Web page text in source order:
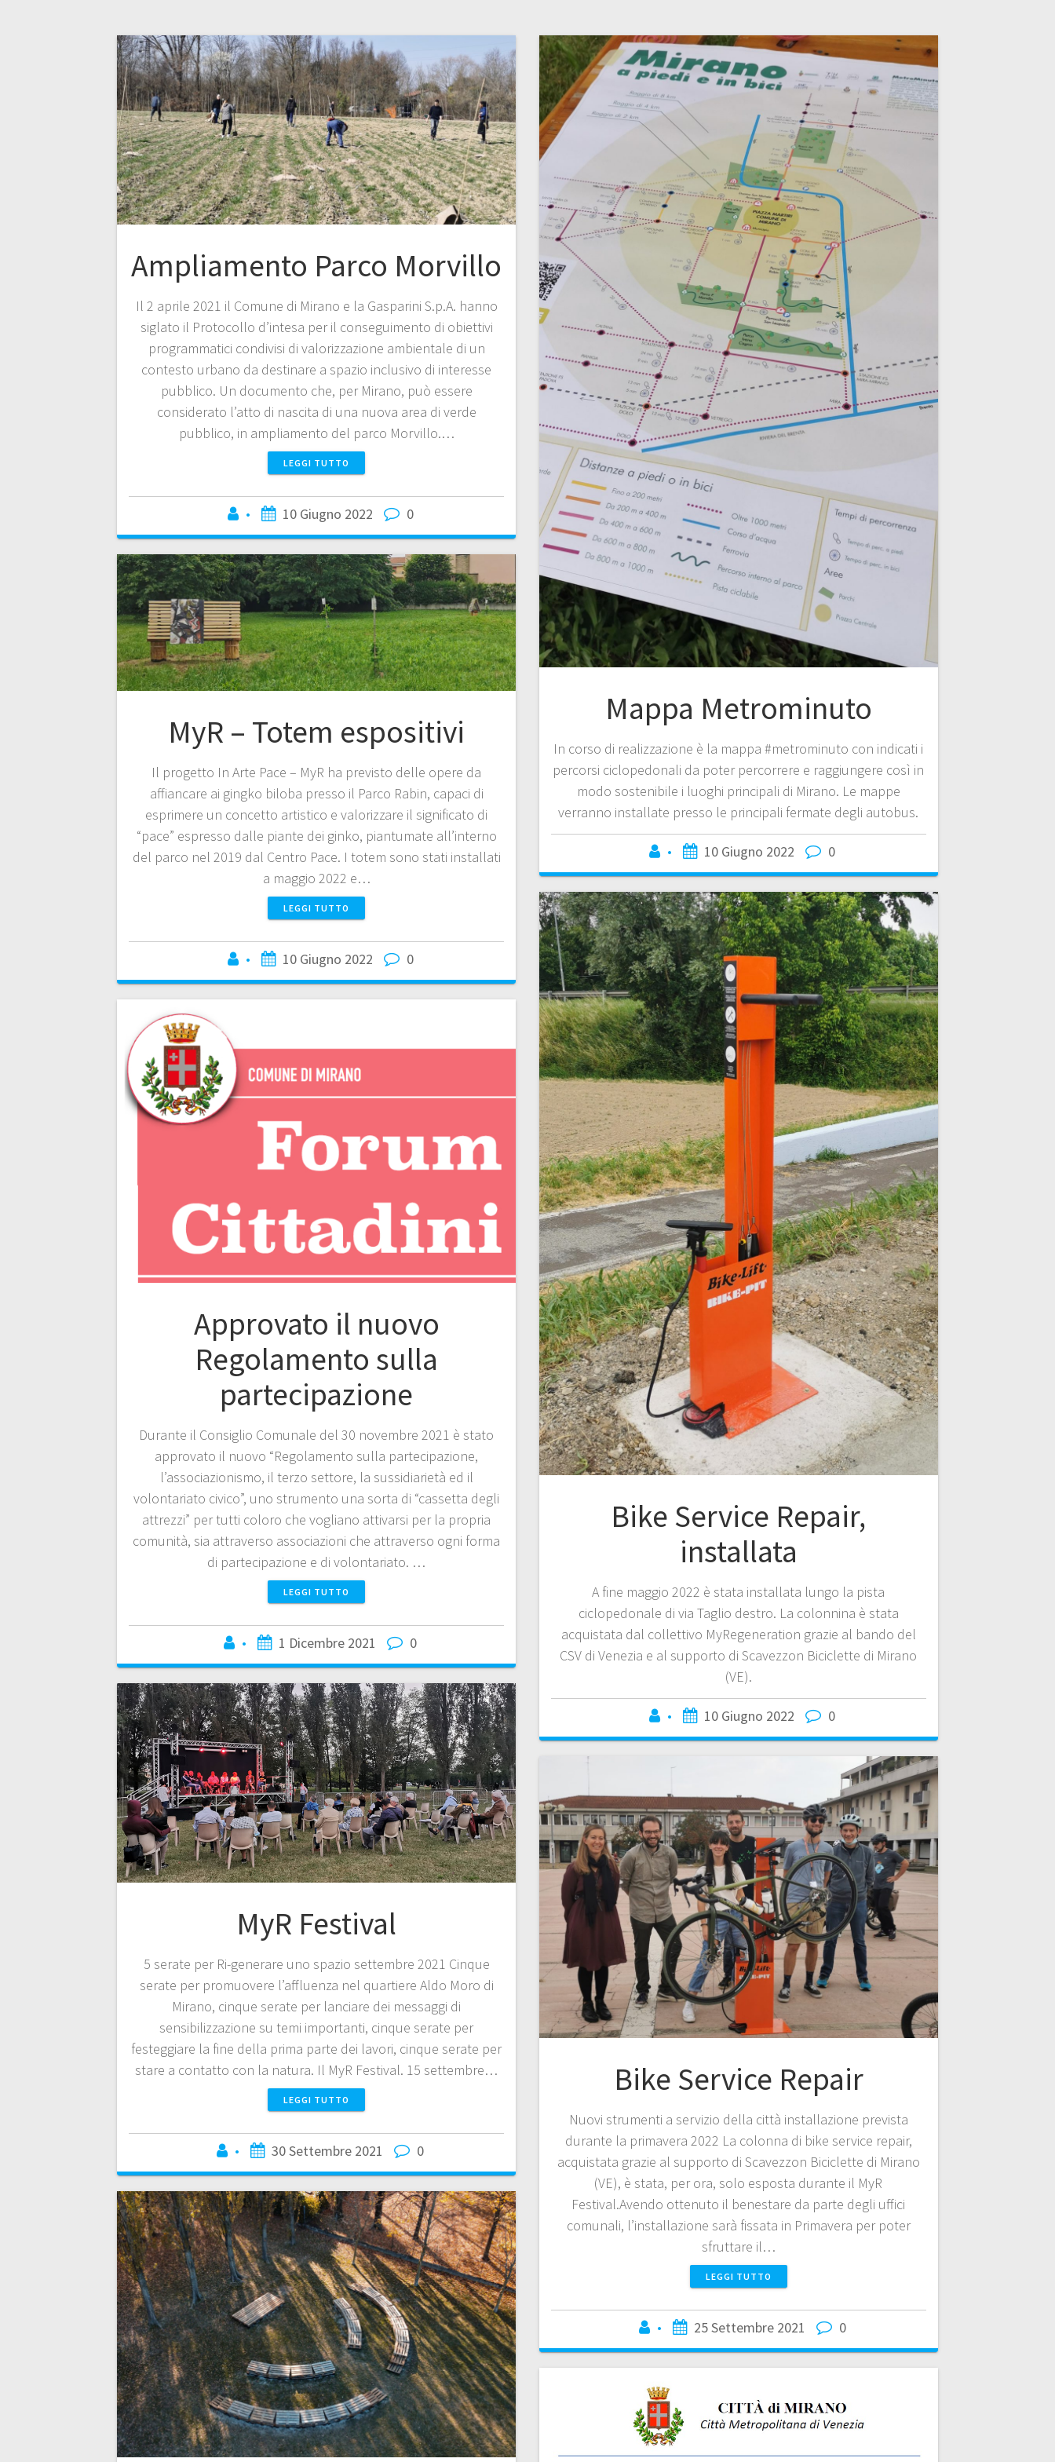
Ampliamento Parco Morvillo
Il 2 aprile 2021 il Comune di Mirano e la Gasparini S.p.A. hanno
siglato il Protocollo d’intesa per il conseguimento di obiettivi
programmatici condivisi di valorizzazione ambientale di un
contesto urbano da destinare a spazio inclusivo di interesse
pubblico. Un documento che, per Mirano, può essere
considerato l’atto di nascita di una nuova area di verde
pubblico, in ampliamento del parco Morvillo.…
LEGGI TUTTO
• 10 Giugno 2022 0
Mappa Metrominuto
In corso di realizzazione è la mappa #metrominuto con indicati i
percorsi ciclopedonali da poter percorrere e raggiungere così in
modo sostenibile i luoghi principali di Mirano. Le mappe
verranno installate presso le principali fermate degli autobus.
• 10 Giugno 2022 0
MyR – Totem espositivi
Il progetto In Arte Pace – MyR ha previsto delle opere da
affiancare ai gingko biloba presso il Parco Rabin, capaci di
esprimere un concetto artistico e valorizzare il significato di
“pace” espresso dalle piante dei ginko, piantumate all’interno
del parco nel 2019 dal Centro Pace. I totem sono stati installati
a maggio 2022 e…
LEGGI TUTTO
• 10 Giugno 2022 0
Bike Service Repair,
installata
A fine maggio 2022 è stata installata lungo la pista
ciclopedonale di via Taglio destro. La colonnina è stata
acquistata dal collettivo MyRegeneration grazie al bando del
CSV di Venezia e al supporto di Scavezzon Biciclette di Mirano
(VE).
• 10 Giugno 2022 0
Approvato il nuovo
Regolamento sulla
partecipazione
Durante il Consiglio Comunale del 30 novembre 2021 è stato
approvato il nuovo “Regolamento sulla partecipazione,
l’associazionismo, il terzo settore, la sussidiarietà ed il
volontariato civico”, uno strumento una sorta di “cassetta degli
attrezzi” per tutti coloro che vogliano attivarsi per la propria
comunità, sia attraverso associazioni che attraverso ogni forma
di partecipazione e di volontariato. …
LEGGI TUTTO
• 1 Dicembre 2021 0
MyR Festival
5 serate per Ri-generare uno spazio settembre 2021 Cinque
serate per promuovere l’affluenza nel quartiere Aldo Moro di
Mirano, cinque serate per lanciare dei messaggi di
sensibilizzazione su temi importanti, cinque serate per
festeggiare la fine della prima parte dei lavori, cinque serate per
stare a contatto con la natura. Il MyR Festival. 15 settembre…
LEGGI TUTTO
• 30 Settembre 2021 0
Bike Service Repair
Nuovi strumenti a servizio della città installazione prevista
durante la primavera 2022 La colonna di bike service repair,
acquistata grazie al supporto di Scavezzon Biciclette di Mirano
(VE), è stata, per ora, solo esposta durante il MyR
Festival.Avendo ottenuto il benestare da parte degli uffici
comunali, l’installazione sarà fissata in Primavera per poter
sfruttare il…
LEGGI TUTTO
• 25 Settembre 2021 0